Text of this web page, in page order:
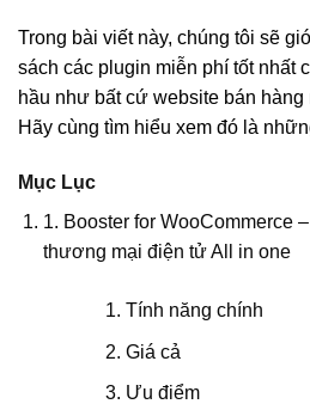
Trong bài viết này, chúng tôi sẽ
sách các plugin miễn phí tốt nhất
hầu như bất cứ website bán
Hãy cùng tìm hiểu xem đó là
Mục Lục
1. Booster for WooCommerce
thương mại điện tử All in one
Tính năng chính
Giá cả
Ưu điểm